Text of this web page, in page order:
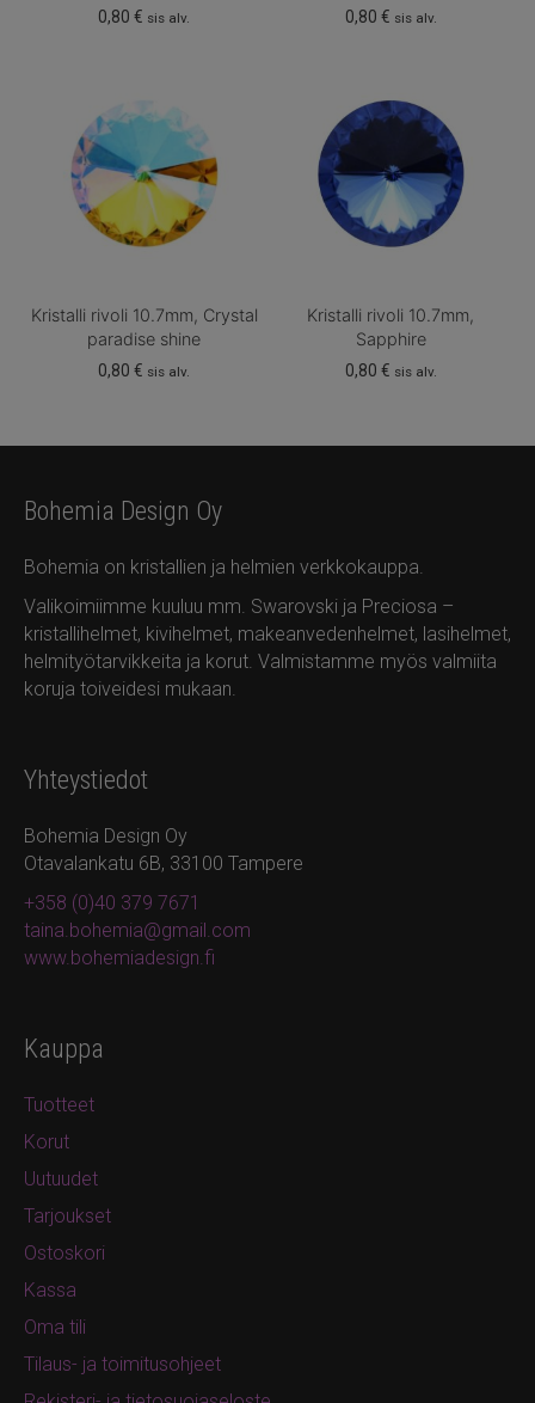
0,80€ sis alv. 0,80 € sis alv.
Kristalli rivoli 10.7mm, Crystal
paradise shine
0,80€ sis alv.
Kristalli rivoli 10.7mm,
Sapphire
0,80 € sis alv.
Bohemia Design Oy
Bohemia on kristallien ja helmien verkkokauppa.
Valikoimiimme kuuluu mm. Swarovski ja Preciosa –
kristallihelmet, kivihelmet, makeanvedenhelmet, lasihelmet,
helmityötarvikkeita ja korut. Valmistamme myös valmiita
koruja toiveidesi mukaan.
Yhteystiedot
Bohemia Design Oy
Otavalankatu 6B, 33100 Tampere
+358 (0)40 379 7671
taina.bohemia@gmail.com
www.bohemiadesign.fi
Kauppa
Tuotteet
Korut
Uutuudet
Tarjoukset
Ostoskori
Kassa
Oma tili
Tilaus- ja toimitusohjeet